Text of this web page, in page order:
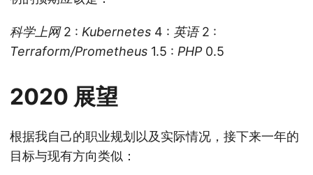
科学上网2 : Kubernetes 4 : 英语2 :
Terraform/Prometheus 1.5 : PHP0.5
2020 展望
根据我自己的职业规划以及实际情况，接下来一年的
目标与现有方向类似：